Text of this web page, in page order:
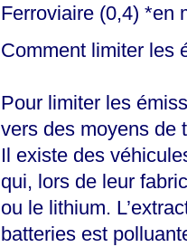
Ferroviaire (0,4) *en
Comment limiter les
Pour limiter les
vers des moyens de
Il existe des
qui, lors de leur
ou le lithium.
batteries est